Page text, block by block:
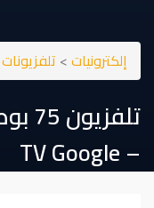
إلكترونيات>
– ⁦⁦Google⁩⁩ ⁦⁦TV⁩⁩